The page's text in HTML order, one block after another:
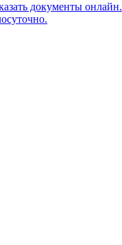
документы онлайн.